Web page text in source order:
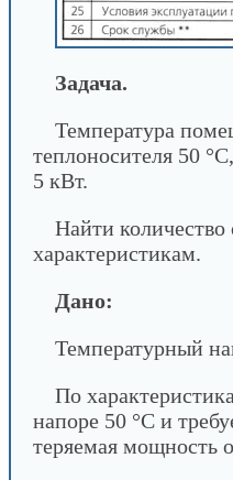
Задача.
Температура
теплоносителя 50 °С,
5 кВт.
Найти
характеристикам.
Дано:
Температурный
По
напоре 50 °С и
теряемая мощность